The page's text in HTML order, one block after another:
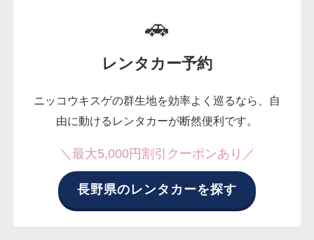
🚗
レンタカー予約
ニッコウキスゲの群生地を効率よく巡るなら、自
由に動けるレンタカーが断然便利です。
＼最大5,000円割引クーポンあり／
長野県のレンタカーを探す